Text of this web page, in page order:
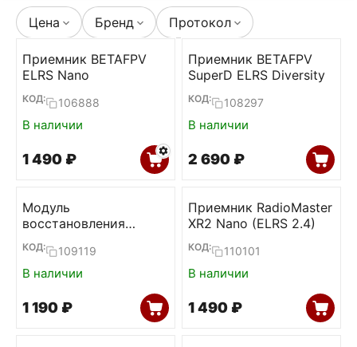
Цена Бренд Протокол
Приемник BETAFPV
ELRS Nano
КОД: 106888
В наличии
1 490 ₽
Приемник BETAFPV
SuperD ELRS Diversity
КОД: 108297
В наличии
2 690 ₽
Модуль
восстановления
прошивки ELRS
приемников (BETAFPV)
КОД: 109119
В наличии
1 190 ₽
Приемник RadioMaster
XR2 Nano (ELRS 2.4)
КОД: 110101
В наличии
1 490 ₽